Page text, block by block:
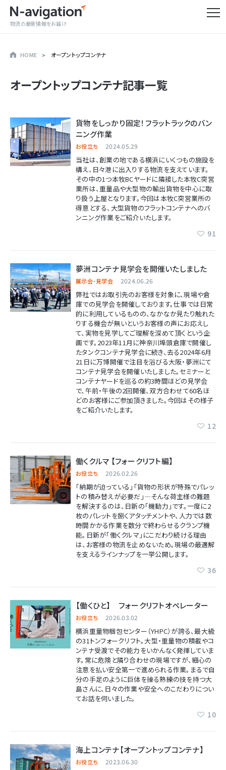
物流の最新情報をお届け
HOME オープントップコンテナ
オープントップコンテナ記事一覧
貨物をしっかり固定！フラットラックのバン
ニング作業
お役立ち 2024.05.29
当社は、創業の地である横浜にいくつもの施設を
構え、日々港に出入りする物流を支えています。
その中の1つ本牧BCヤードに隣接した本牧C突営
業所は、重量品や大型物の輸出貨物を中心に取
り扱う上屋となります。今回は本牧C突営業所の
得意とする、大型貨物のフラットコンテナへのバ
ンニング作業をご紹介いたします。
91
夢洲コンテナ見学会を開催いたしました
展示会･見学会 2024.06.26
弊社ではお取引先のお客様を対象に、現場や倉
庫での見学会を開催しております。仕事では日常
的に利用しているものの、なかなか見たり触れた
りする機会が無いというお客様の声にお応えし
て、実物を見学してご理解を深めて頂くという企
画です。2023年11月に神奈川埠頭倉庫で開催し
たタンクコンテナ見学会に続き、去る2024年6月
21日に万博開催で注目を浴びる大阪・夢洲にて
コンテナ見学会を開催いたしました。セミナーと
コンテナヤードを巡るの約3時間ほどの見学会
で、午前・午後の2回開催、双方合わせて60名ほ
どのお客様にご参加頂きました。今回はその様子
をご紹介いたします。
12
働くクルマ 【フォークリフト編】
お役立ち 2026.02.26
「納期が迫っている」「貨物の形状が特殊でパレッ
トの積み替えが必要だ」―そんな荷主様の難題
を解決するのは、日新の「機動力」です。一度に2
枚のパレットを捌くアタッチメントや、人力では数
時間かかる作業を数分で終わらせるクランプ機
能。日新が「働くクルマ」にこだわり続ける理由
は、お客様の物流を止めないため。現場の最適解
を支えるラインナップを一挙公開します。
36
【働くひと】 フォークリフトオペレーター
お役立ち 2026.03.02
横浜重量物梱包センター（YHPC） が誇る、最大級
の31トンフォークリフト。大型・重量物の積載やコ
ンテナ受渡でその能力をいかんなく発揮していま
す。常に危険と隣り合わせの現場ですが、細心の
注意を払い安全第一で進められる作業。まるで自
分の手足のように巨体を操る熟練の技を持つ大
島さんに、日々の作業や安全へのこだわりについ
てお話を伺いました。
10
海上コンテナ【オープントップコンテナ】
お役立ち 2023.06.30